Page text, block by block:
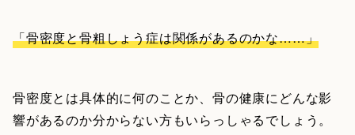
「骨密度と骨粗しょう症は関係があるのかな……」
骨密度とは具体的に何のことか、骨の健康にどんな影
響があるのか分からない方もいらっしゃるでしょう。